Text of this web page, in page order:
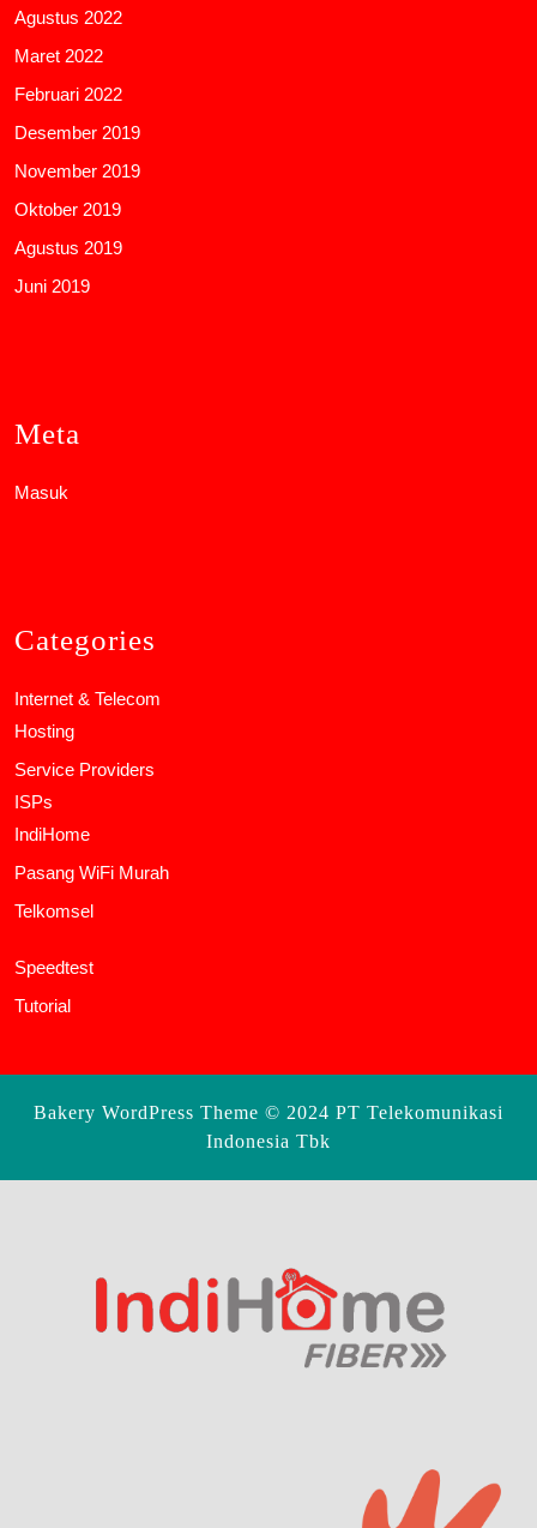
Agustus 2022
Maret 2022
Februari 2022
Desember 2019
November 2019
Oktober 2019
Agustus 2019
Juni 2019
Meta
Masuk
Categories
Internet & Telecom
Hosting
Service Providers
ISPs
IndiHome
Pasang WiFi Murah
Telkomsel
Speedtest
Tutorial
Bakery WordPress Theme © 2024 PT Telekomunikasi
Indonesia Tbk